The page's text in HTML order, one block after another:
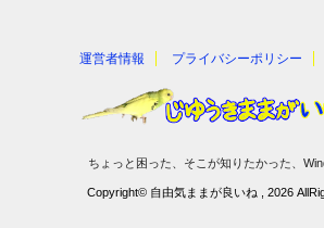
運営者情報 プライバシーポリシー
ちょっと困った、そこが知りたかった、
Copyright© 自由気ままが良いね , 2026